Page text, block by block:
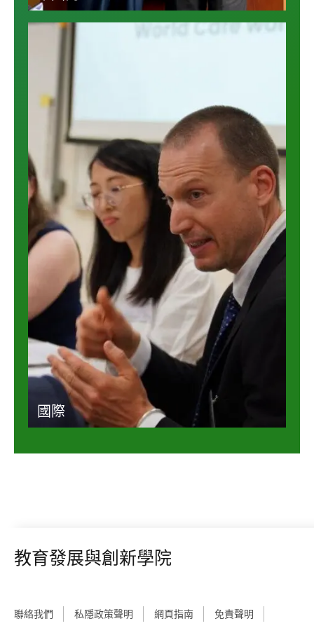
國際
教育發展與創新學院
聯絡我們 私隱政策聲明 網頁指南 免責聲明